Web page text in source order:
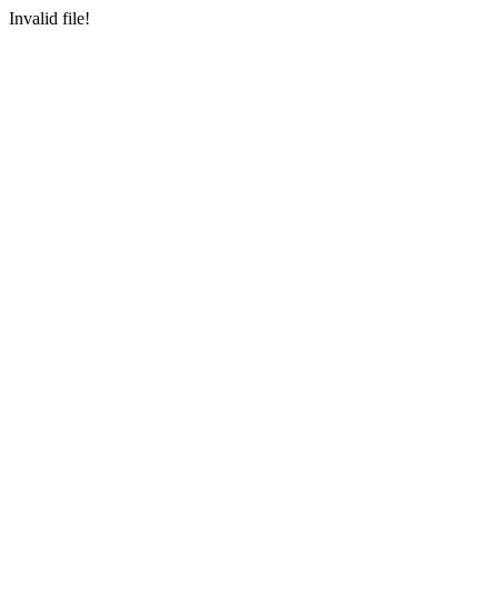
Invalid file!